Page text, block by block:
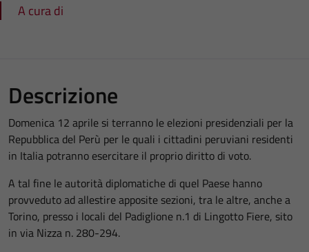
A cura di
Descrizione
Domenica 12 aprile si terranno le elezioni presidenziali per la
Repubblica del Perù per le quali i cittadini peruviani residenti
in Italia potranno esercitare il proprio diritto di voto.
A tal fine le autorità diplomatiche di quel Paese hanno
provveduto ad allestire apposite sezioni, tra le altre, anche a
Torino, presso i locali del Padiglione n.1 di Lingotto Fiere, sito
in via Nizza n. 280-294.